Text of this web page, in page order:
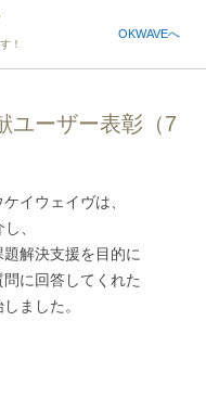
！
OKWAVEへ
ユーザー表彰（7
イウェイヴは、
、
解決支援を目的に
に回答してくれた
ました。